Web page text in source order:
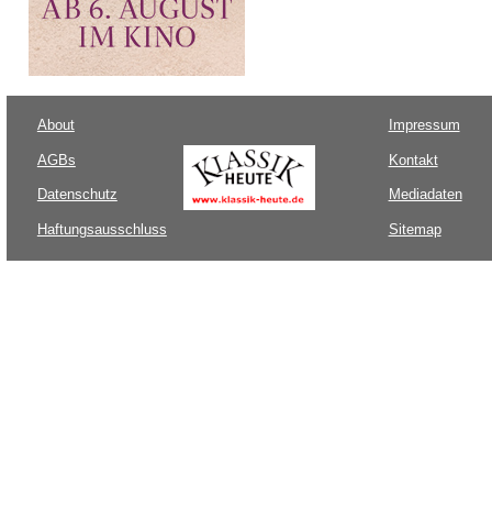
About
AGBs
Datenschutz
Haftungsausschluss
Impressum
Kontakt
Mediadaten
Sitemap